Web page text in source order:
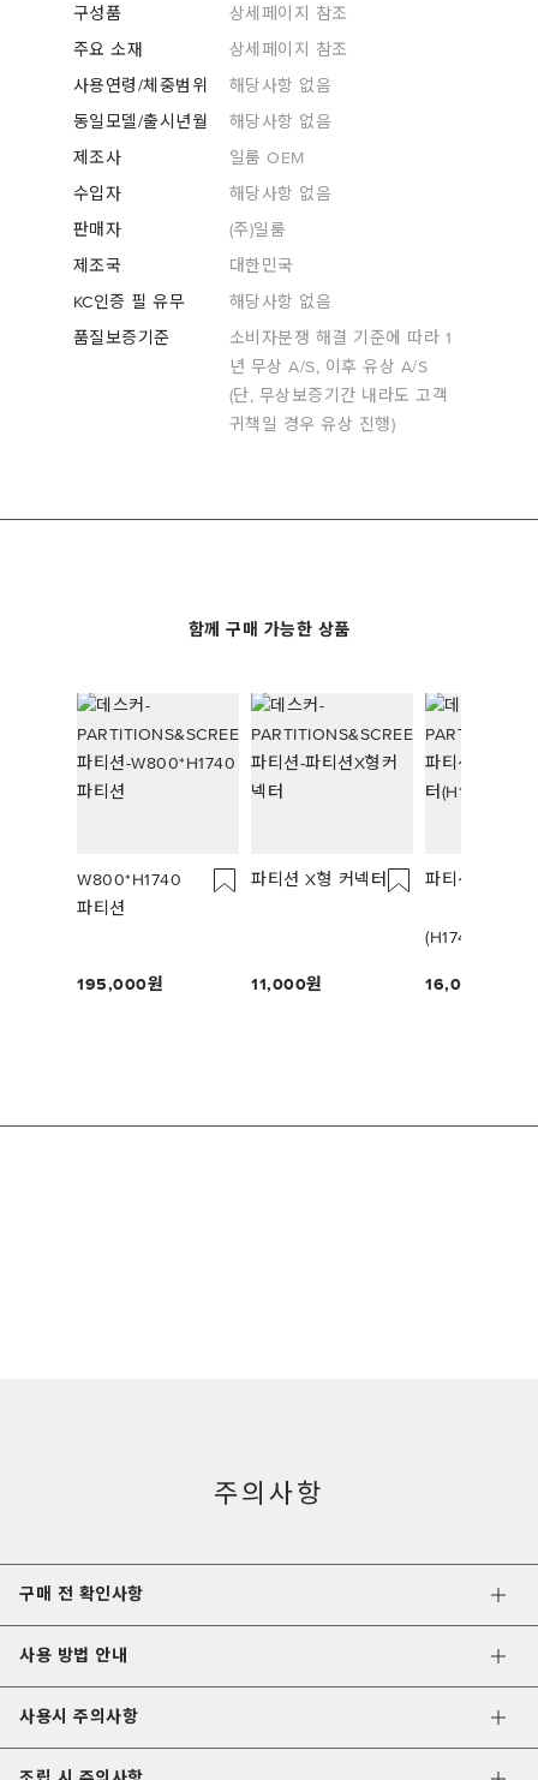
구성품
상세페이지 참조
주요 소재
상세페이지 참조
사용연령/체중범위
해당사항 없음
동일모델/출시년월
해당사항 없음
제조사
일룸 OEM
수입자
해당사항 없음
판매자
(주)일룸
제조국
대한민국
KC인증 필 유무
해당사항 없음
품질보증기준
소비자분쟁 해결 기준에 따라 1
년 무상 A/S, 이후 유상 A/S
(단, 무상보증기간 내라도 고객
귀책일 경우 유상 진행)
함께 구매 가능한 상품
W800*H1740
파티션
195,000
파티션 X형 커넥터
11,000
파티션 L형 커
(H1740용)
16,000
주의사항
구매 전 확인사항
사용 방법 안내
사용시 주의사항